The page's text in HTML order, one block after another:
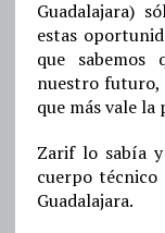
Guadalajara)
estas
que sabemos
nuestro futuro,
que más vale la
Zarif lo sabía
cuerpo técnico
Guadalajara.